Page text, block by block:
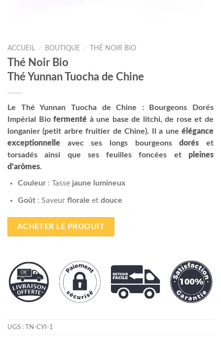
ACCUEIL / BOUTIQUE / THÉ NOIR BIO
Thé Noir Bio
Thé Yunnan Tuocha de Chine
Le Thé Yunnan Tuocha de Chine : Bourgeons Dorés
Impérial Biofermenté à une base de litchi, de rose et de
longanier (petit arbre fruitier de Chine). Il a une élégance
exceptionnelle avec ses longs bourgeonsdorés et
torsadés ainsi que ses feuilles foncées et pleines
d‘arômes.
Couleur: Tasse jaune lumineux
Goût: Saveur florale et douce
ACHETER LE PRODUIT
UGS : TN-CYI-1